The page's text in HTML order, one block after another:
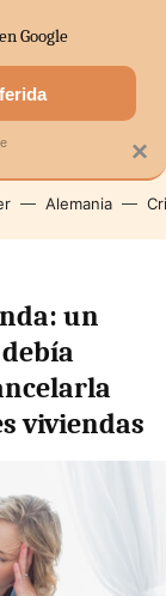
MERCADOS
Alemania
un
viviendas
×
Google